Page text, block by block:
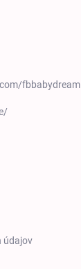
fbbabydream
údajov